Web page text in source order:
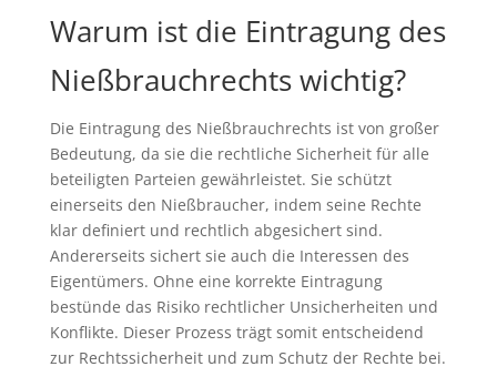
Warum ist die Eintragung des
Nießbrauchrechts wichtig?
Die Eintragung des Nießbrauchrechts ist von großer
Bedeutung, da sie die rechtliche Sicherheit für alle
beteiligten Parteien gewährleistet. Sie schützt
einerseits den Nießbraucher, indem seine Rechte
klar definiert und rechtlich abgesichert sind.
Andererseits sichert sie auch die Interessen des
Eigentümers. Ohne eine korrekte Eintragung
bestünde das Risiko rechtlicher Unsicherheiten und
Konflikte. Dieser Prozess trägt somit entscheidend
zur Rechtssicherheit und zum Schutz der Rechte bei.